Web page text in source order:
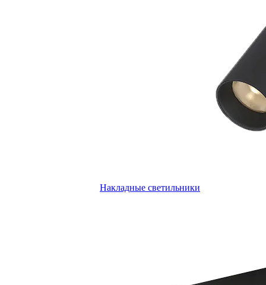
Накладные светильники